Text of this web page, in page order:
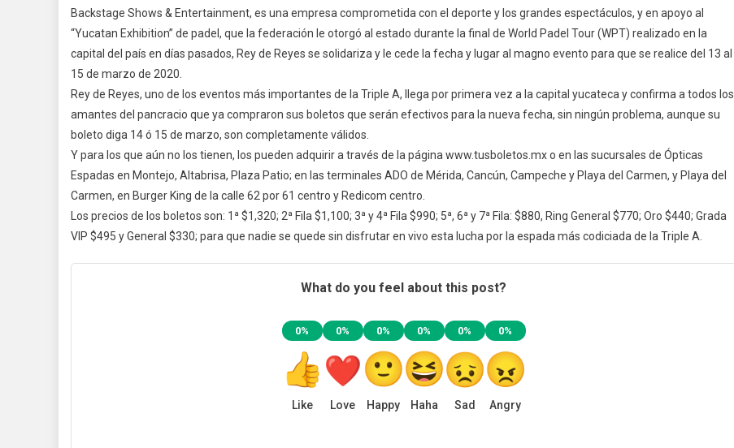
Backstage Shows & Entertainment, es una empresa comprometida con el deporte y los grandes espectáculos, y en apoyo al
“Yucatan Exhibition” de padel, que la federación le otorgó al estado durante la final de World Padel Tour (WPT) realizado en la
capital del país en días pasados, Rey de Reyes se solidariza y le cede la fecha y lugar al magno evento para que se realice del 13 al
15 de marzo de 2020.
Rey de Reyes, uno de los eventos más importantes de la Triple A, llega por primera vez a la capital yucateca y confirma a todos los
amantes del pancracio que ya compraron sus boletos que serán efectivos para la nueva fecha, sin ningún problema, aunque su
boleto diga 14 ó 15 de marzo, son completamente válidos.
Y para los que aún no los tienen, los pueden adquirir a través de la página www.tusboletos.mx o en las sucursales de Ópticas
Espadas en Montejo, Altabrisa, Plaza Patio; en las terminales ADO de Mérida, Cancún, Campeche y Playa del Carmen, y Playa del
Carmen, en Burger King de la calle 62 por 61 centro y Redicom centro.
Los precios de los boletos son: 1ª $1,320; 2ª Fila $1,100; 3ª y 4ª Fila $990; 5ª, 6ª y 7ª Fila: $880, Ring General $770; Oro $440; Grada
VIP $495 y General $330; para que nadie se quede sin disfrutar en vivo esta lucha por la espada más codiciada de la Triple A.
What do you feel about this post?
0%
Like
0%
Love
0%
Happy
0%
Haha
0%
Sad
0%
Angry